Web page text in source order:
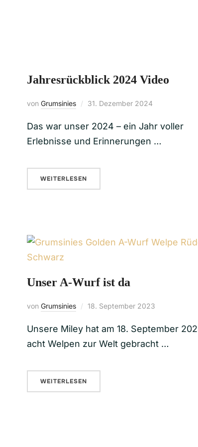
Jahresrückblick 2024 Video
von Grumsinies 31. Dezember 2024
Das war unser 2024 – ein Jahr voller
Erlebnisse und Erinnerungen …
WEITERLESEN
Unser A-Wurf ist da
von Grumsinies 18. September 2023
Unsere Miley hat am 18. September
acht Welpen zur Welt gebracht …
WEITERLESEN